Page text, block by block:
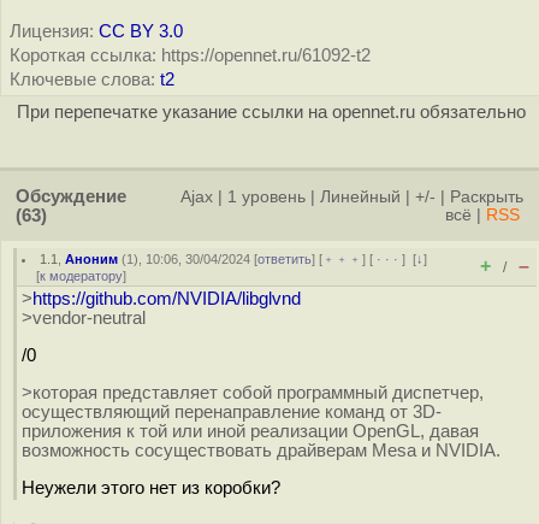
Лицензия: CC BY 3.0
Короткая ссылка: https://opennet.ru/61092-t2
Ключевые слова: t2
При перепечатке указание ссылки на opennet.ru обязательно
Обсуждение
(63)
Ajax 1 уровень Линейный +/-
Раскрыть
всё
RSS
1.1 ,Аноним (1), 10:06, 30/04/2024 [ответить] [ ﹢﹢﹢] [ · · ·][↓]
[к модератору] + / –
>https://github.com/NVIDIA/libglvnd
>vendor-neutral
/0
>которая представляет собой программный диспетчер,
осуществляющий перенаправление команд от 3D-
приложения к той или иной реализации OpenGL, давая
возможность сосуществовать драйверам Mesa и NVIDIA.
Неужели этого нет из коробки?